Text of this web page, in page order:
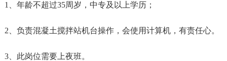
1、 年龄不超过35周岁，中专及以上学历；
2、负责混凝土搅拌站机台操作，会使用计算机，有责任心。
3、此岗位需要上夜班。